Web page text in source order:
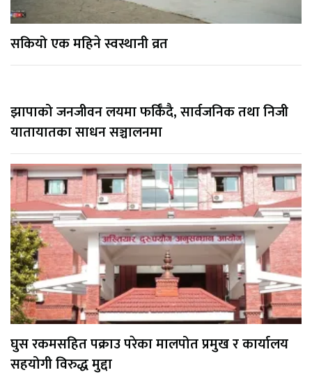
सकियो एक महिने स्वस्थानी व्रत
झापाको जनजीवन लयमा फर्किँदै, सार्वजनिक तथा निजी
यातायातका साधन सञ्चालनमा
घुस रकमसहित पक्राउ परेका मालपोत प्रमुख र कार्यालय
सहयोगी विरुद्ध मुद्दा